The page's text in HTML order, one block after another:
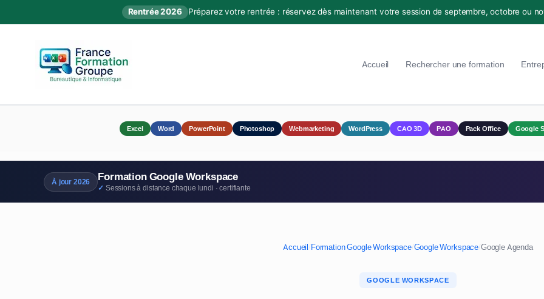
Rentrée 2026 Préparez votre rentrée : réservez dès maintenant votre session de septembre, octobre ou
Accueil Rechercher une formation
Excel Word PowerPoint Photoshop Webmarketing WordPress CAO 3D PAO Pack Office Google
À jour 2026 Formation Google Workspace
Sessions à distance chaque lundi · certifiante
Accueil Formation Google Workspace/ Google Workspace Google Agenda
GOOGLE WORKSPACE